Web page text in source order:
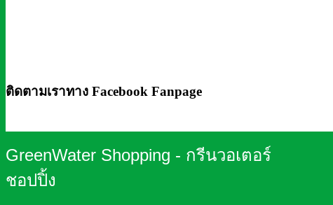
ติดตามเราทาง Facebook Fanpage
GreenWater Shopping - กรีนวอเตอร์
ชอปปิ้ง